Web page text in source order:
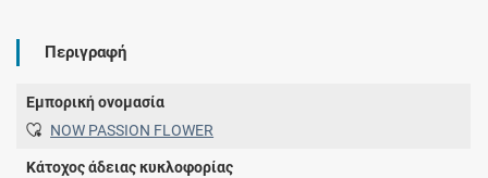
Περιγραφή
Εμπορική ονομασία
NOW PASSION FLOWER
Κάτοχος άδειας κυκλοφορίας